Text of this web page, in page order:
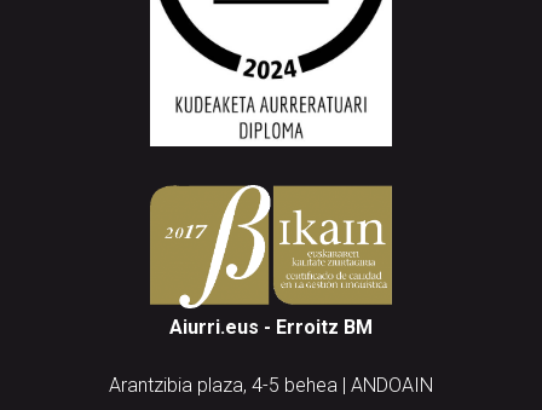
Aiurri.eus - Erroitz BM
Arantzibia plaza, 4-5 behea | ANDOAIN